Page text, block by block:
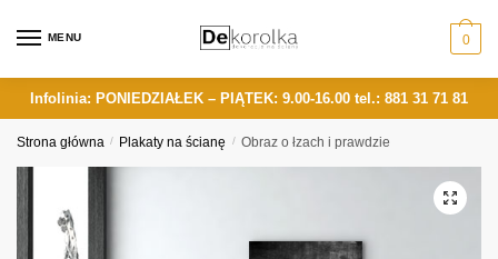
MENU 0
Infolinia: PONIEDZIAŁEK – PIĄTEK: 9.00-16.00 tel.: 881 31 71 81
Strona główna / Plakaty na ścianę / Obraz o łzach i prawdzie